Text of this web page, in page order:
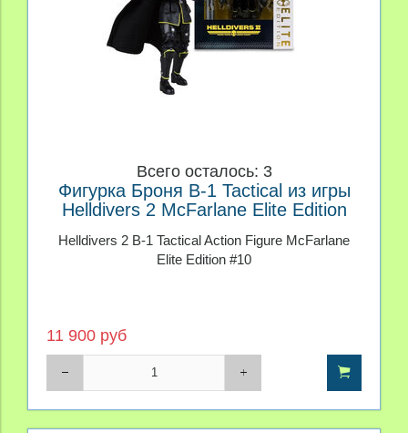
Всего осталось: 3
Фигурка Броня B-1 Tactical из игры
Helldivers 2 McFarlane Elite Edition
Helldivers 2 B-1 Tactical Action Figure McFarlane
Elite Edition #10
11 900 руб